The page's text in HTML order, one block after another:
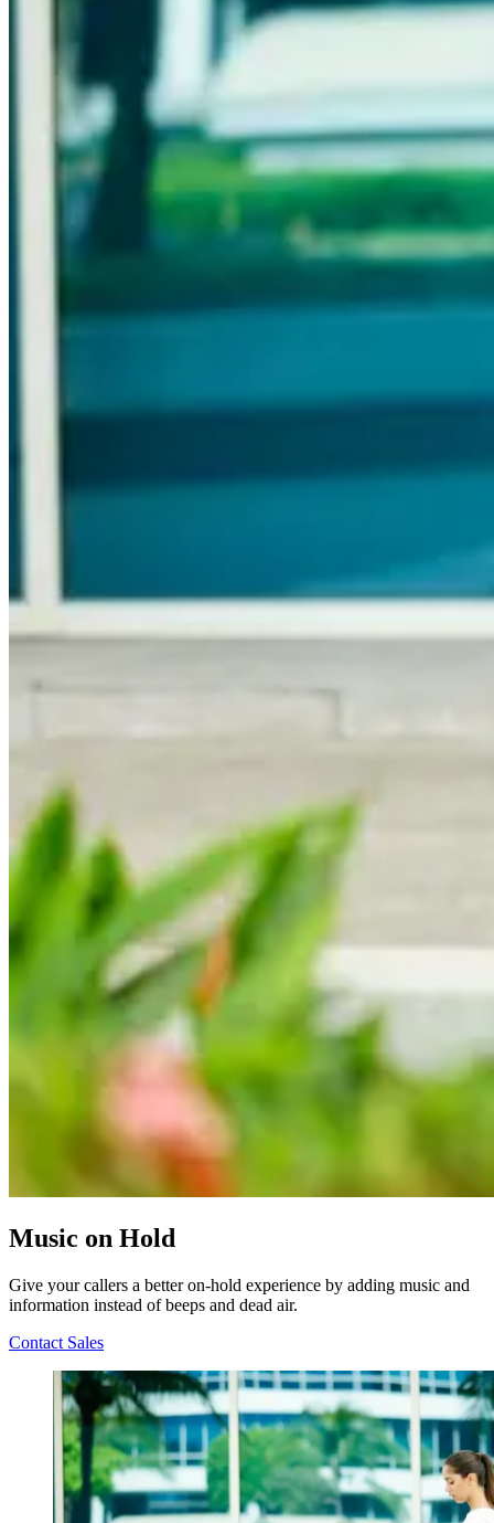
Music on Hold
Give your callers a better on-hold experience by adding music and
information instead of beeps and dead air.
Contact Sales